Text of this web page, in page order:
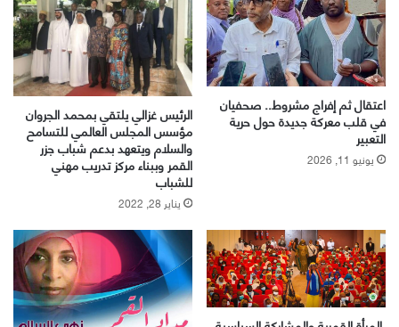
اعتقال ثم إفراج مشروط.. صحفيان
في قلب معركة جديدة حول حرية
التعبير
يونيو 11, 2026
الرئيس غزالي يلتقي بمحمد الجروان
مؤسس المجلس العالمي للتسامح
والسلام ويتعهد بدعم شباب جزر
القمر وببناء مركز تدريب مهني
للشباب
يناير 28, 2022